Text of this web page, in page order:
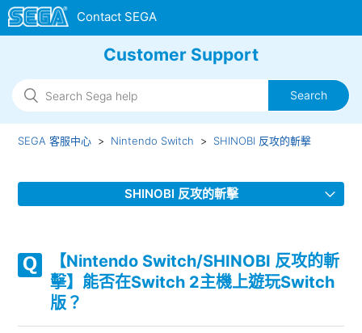
Customer Support
SEGA 客服中心 Nintendo Switch SHINOBI 反攻的斬擊
SHINOBI 反攻的斬擊
音）設定呢？
【Nintendo Switch/SHINOBI 反攻的斬擊】支援哪些音訊輸
出格式？
【Nintendo Switch/SHINOBI 反攻的斬
擊】能否在Switch 2主機上遊玩Switch
版？